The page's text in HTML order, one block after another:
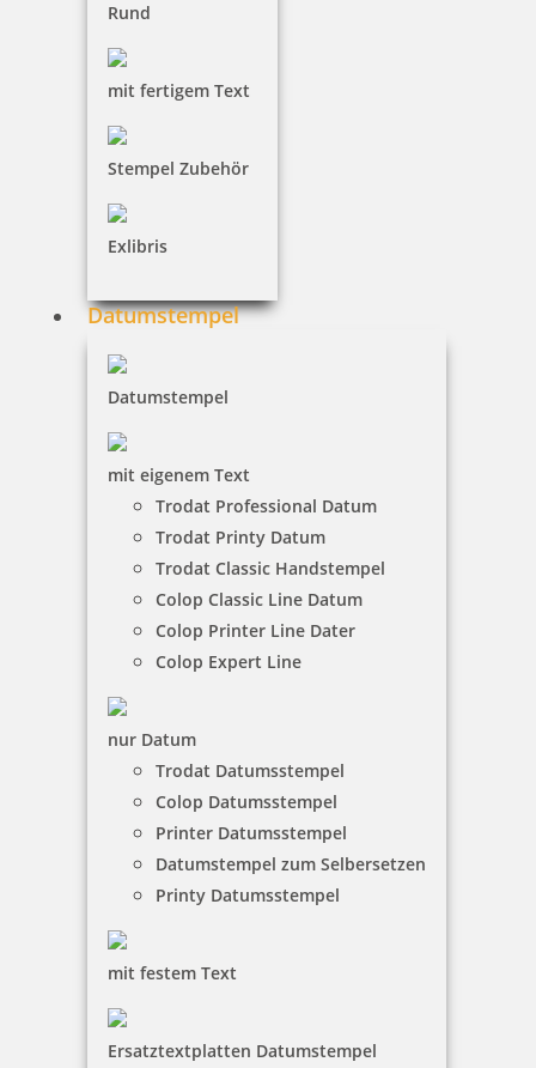
Rund
mit fertigem Text
Stempel Zubehör
Exlibris
Datumstempel
Datumstempel
mit eigenem Text
Trodat Professional Datum
Trodat Printy Datum
Trodat Classic Handstempel
Colop Classic Line Datum
Colop Printer Line Dater
Colop Expert Line
nur Datum
Trodat Datumsstempel
Colop Datumsstempel
Printer Datumsstempel
Datumstempel zum Selbersetzen
Printy Datumsstempel
mit festem Text
Ersatztextplatten Datumstempel
Jetzt gestalten
Motivstempel handmade with love und Motiv Herz
16,15 €
Motivstempel mit Abdruck kleinigkeit für dich
Jetzt gestalten